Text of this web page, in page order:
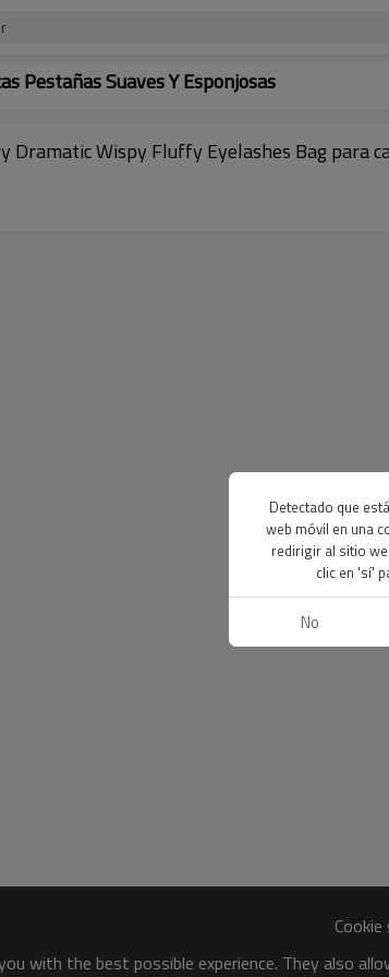
Pestañas Suaves Y Esponjosas
Dramatic Wispy Fluffy Eyelashes Bag para
with the best possible experience. They also
Detectado que
web móvil en una
redirigir al sitio
clic en 'sí'
No